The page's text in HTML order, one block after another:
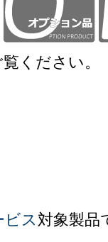
ください。
ス 対象製品